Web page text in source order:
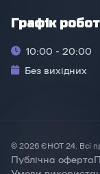
Графік
10:00 - 20:00
Без вихідних
© 2026 ЄНОТ 24. Всі
Публічна оферта